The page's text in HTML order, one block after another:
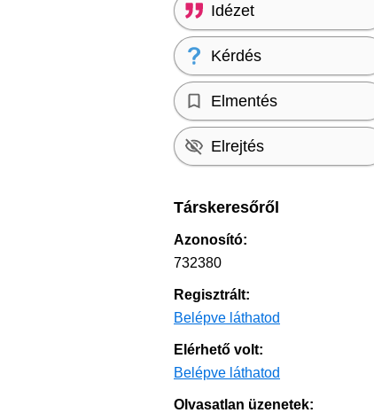
Idézet
Kérdés
Elmentés
Elrejtés
Társkeresőről
Azonosító:
732380
Regisztrált:
Belépve láthatod
Elérhető volt:
Belépve láthatod
Olvasatlan üzenetek: